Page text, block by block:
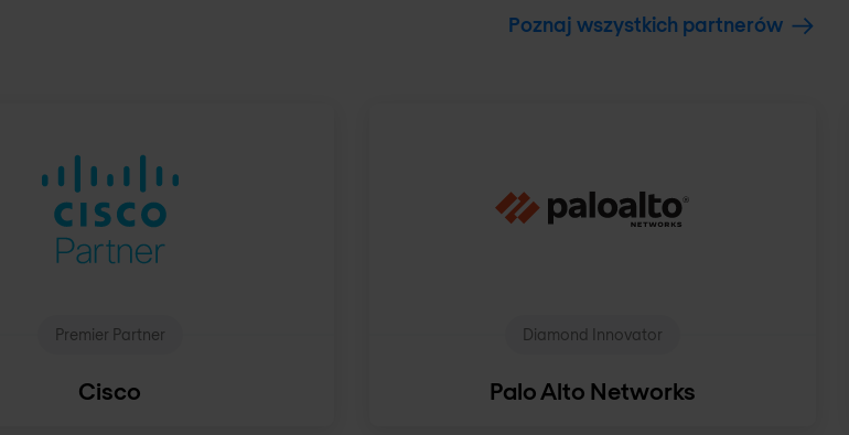
Poznaj wszystkich partnerów
Premier Partner
Cisco
Diamond Innovator
Palo Alto Networks